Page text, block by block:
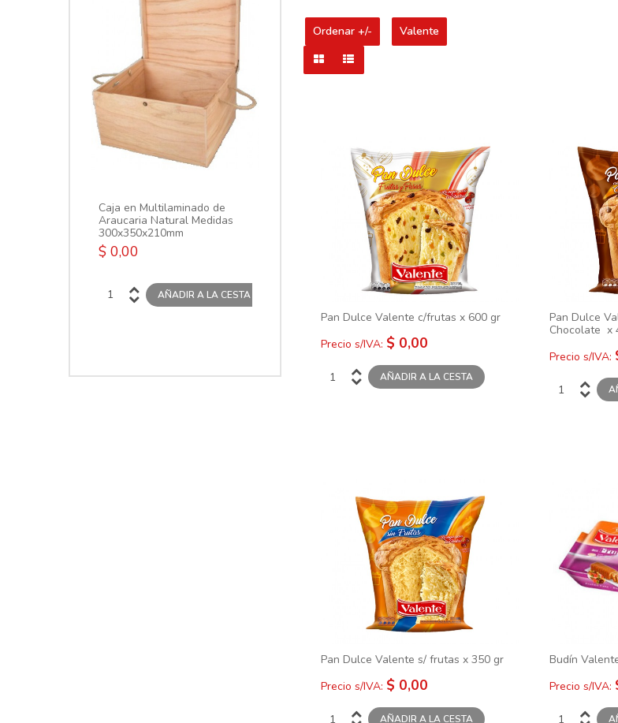
Caja en Multilaminado de
Araucaria Natural Medidas
300x350x210mm
$ 0,00
Malbec x 750 cc
Pasas de Uva con Chocolate
con Leche Gerstner x 80 gr
$ 0,00
Ordenar +/- Valente
Pan Dulce Valente c/frutas x 600 gr
Precio s/IVA: $ 0,00
Pan Dulce
Chocolate x
Precio s/IVA:
Pan Dulce Valente s/ frutas x 350 gr
Precio s/IVA: $ 0,00
Budín
Precio s/IVA: